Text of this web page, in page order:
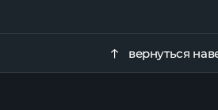
вернуться